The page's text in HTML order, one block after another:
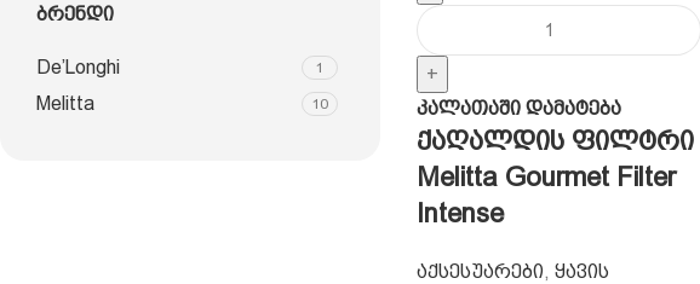
Ბრენდი
De’Longhi 1
Melitta 10
+
კალათაში დამატება
ქაღალდის ფილტრი
Melitta Gourmet Filter
Intense
აქსესუარები, ყავის